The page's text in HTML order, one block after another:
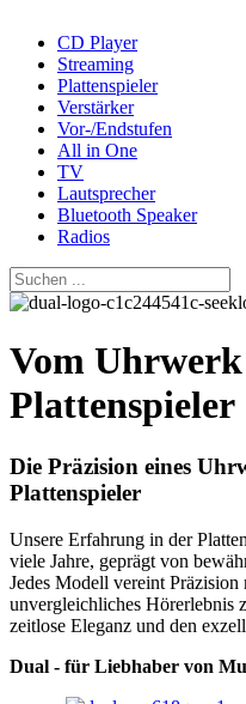
CD Player
Streaming
Plattenspieler
Verstärker
Vor-/Endstufen
All in One
TV
Lautsprecher
Bluetooth Speaker
Radios
Vom
Plattenspieler
Die Präzision eines
Plattenspieler
Unsere Erfahrung in der
viele Jahre, geprägt von
Jedes Modell vereint
unvergleichliches Hörerlebnis
zeitlose Eleganz und den
Dual - für Liebhaber von